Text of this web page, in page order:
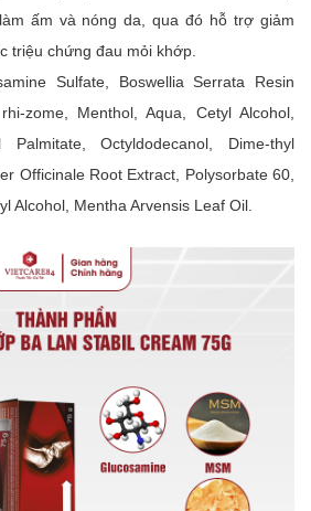
ấm và nóng da, qua đó hỗ trợ giảm
triệu chứng đau mỏi khớp.
Sulfate, Boswellia Serrata Resin
zome, Menthol, Aqua, Cetyl Alcohol,
Octyldodecanol, Dime-thyl
Officinale Root Extract, Polysorbate 60,
Alcohol, Mentha Arvensis Leaf Oil.